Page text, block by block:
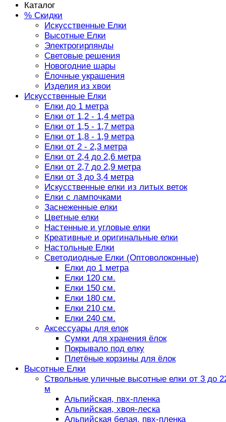
Каталог
% Скидки
Искусственные Елки
Высотные Елки
Электрогирлянды
Световые решения
Новогодние шары
Ёлочные украшения
Изделия из хвои
Искусственные Елки
Елки до 1 метра
Елки от 1,2 - 1,4 метра
Елки от 1,5 - 1,7 метра
Елки от 1,8 - 1,9 метра
Елки от 2 - 2,3 метра
Елки от 2,4 до 2,6 метра
Елки от 2,7 до 2,9 метра
Елки от 3 до 3,4 метра
Искусственные елки из литых веток
Елки с лампочками
Заснеженные елки
Цветные елки
Настенные и угловые елки
Креативные и оригинальные елки
Настольные Елки
Светодиодные Елки (Оптоволоконные)
Елки до 1 метра
Елки 120 см.
Елки 150 см.
Елки 180 см.
Елки 210 см.
Елки 240 см.
Аксессуары для елок
Сумки для хранения ёлок
Покрывало под елку
Плетёные корзины для ёлок
Высотные Елки
Ствольные уличные высотные елки от 3 до
м
Альпийская, пвх-пленка
Альпийская, хвоя-леска
Альпийская белая, пвх-пленка